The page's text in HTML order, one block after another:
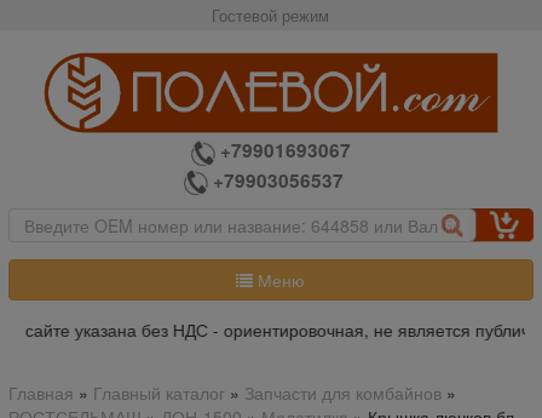
Гостевой режим
+79901693067
+79903056537
Меню
сайте указана без НДС - ориентировочная, не является
Главная » Главный каталог» Запчасти для комбайнов»